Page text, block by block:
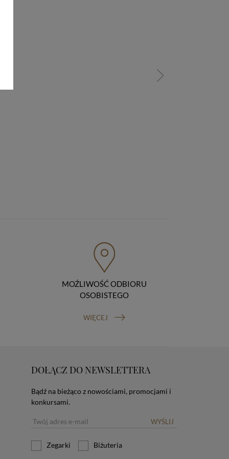
MOŹLIWOŚĆ ODBIORU
OSOBISTEGO
WIĘCEJ
DOŁĄCZ DO NEWSLETTERA
Bądź na bieżąco z nowościami, promocjami i
konkursami.
WYŚLIJ
Zegarki Biżuteria